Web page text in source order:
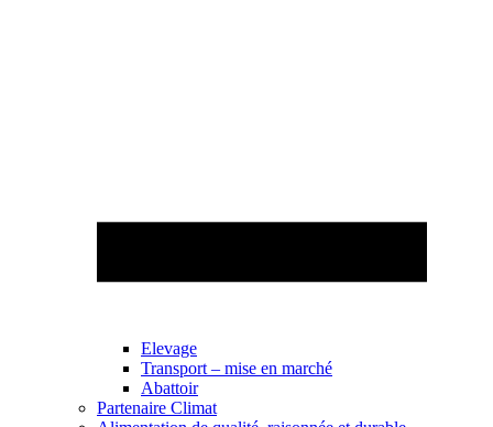
Elevage
Transport – mise en marché
Abattoir
Partenaire Climat